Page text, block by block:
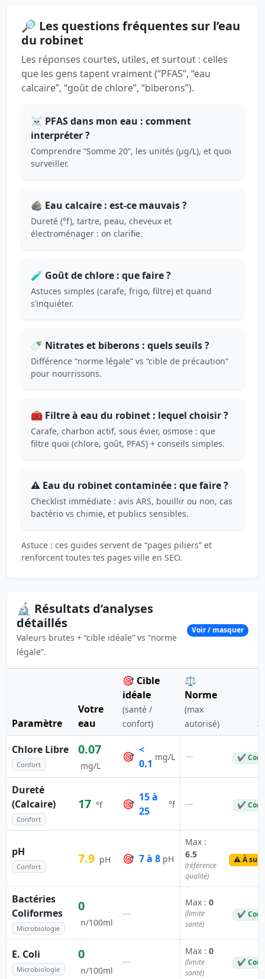
🔎 Les questions fréquentes sur l’eau
du robinet
Les réponses courtes, utiles, et surtout : celles
que les gens tapent vraiment (“PFAS”, “eau
calcaire”, “goût de chlore”, “biberons”).
☠️ PFAS dans mon eau : comment
interpréter ?
Comprendre “Somme 20”, les unités (µg/L), et quoi
surveiller.
🪨 Eau calcaire : est-ce mauvais ?
Dureté (°f), tartre, peau, cheveux et
électroménager : on clarifie.
🧪 Goût de chlore : que faire ?
Astuces simples (carafe, frigo, filtre) et quand
s’inquiéter.
🍼 Nitrates et biberons : quels seuils ?
Différence “norme légale” vs “cible de précaution”
pour nourrissons.
🧰 Filtre à eau du robinet : lequel choisir ?
Carafe, charbon actif, sous évier, osmose : que
filtre quoi (chlore, goût, PFAS) + conseils simples.
⚠️ Eau du robinet contaminée : que faire ?
Checklist immédiate : avis ARS, bouillir ou non, cas
bactério vs chimie, et publics sensibles.
Astuce : ces guides servent de “pages piliers” et
renforcent toutes tes pages ville en SEO.
🔬 Résultats d’analyses
détaillés
Valeurs brutes + “cible idéale” vs “norme
légale”.
Voir / masquer
Paramètre
Votre
eau
🎯 Cible
idéale
(santé /
confort)
⚖️
Norme
(max
autorisé)
Chlore Libre
Confort
0.07
mg/L
🎯
<
0.1
mg/L — ✔
Dureté
(Calcaire)
Confort
17 °f 🎯
15 à
25
°f — ✔
pH
Confort
7.9 pH 🎯 7 à 8 pH
Max :
6.5
(référence
qualité)
⚠️ À
Bactéries
Coliformes
Microbiologie
0
n/100ml
—
Max : 0
(limite
santé)
✔
E. Coli
Microbiologie
0
n/100ml
—
Max : 0
(limite
santé)
✔